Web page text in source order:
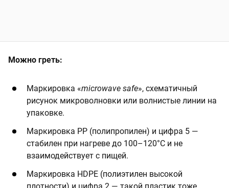
Можно греть:
Маркировка «microwave safe», схематичный
рисунок микроволновки или волнистые линии на
упаковке.
Маркировка PP (полипропилен) и цифра 5 —
стабилен при нагреве до 100–120°C и не
взаимодействует с пищей.
Маркировка HDPE (полиэтилен высокой
плотности) и цифра 2 — такой пластик тоже